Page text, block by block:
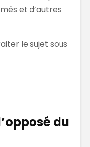
et d’autres
le sujet sous
du